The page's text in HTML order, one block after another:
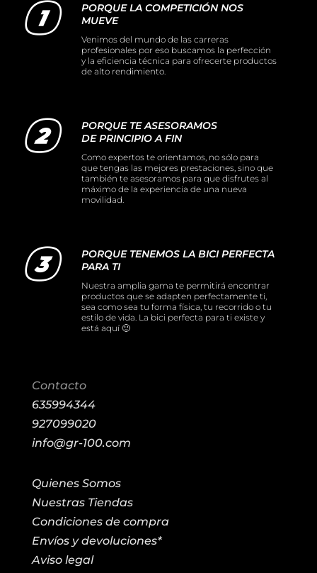
PORQUE LA COMPETICIÓN NOS
MUEVE
Venimos del mundo de las carreras
profesionales por eso buscamos la perfección
y la eficiencia técnica para ofrecerte productos
de alto rendimiento.
PORQUE TE ASESORAMOS
DE PRINCIPIO A FIN
Como expertos te orientamos, no sólo para
que tengas las mejores prestaciones, sino que
también te asesoramos para que disfrutes al
máximo de la experiencia de una nueva
movilidad.
PORQUE TENEMOS LA BICI PERFECTA
PARA TI
Nuestra amplia gama te permitirá encontrar
productos que se adapten perfectamente ti,
sea como sea tu forma física, tu recorrido o tu
estilo de vida. La bici perfecta para ti existe y
está aquí 🙂
Contacto
635994344
927099020
info@gr-100.com
Quienes Somos
Nuestras Tiendas
Condiciones de compra
Envíos y devoluciones*
Aviso legal